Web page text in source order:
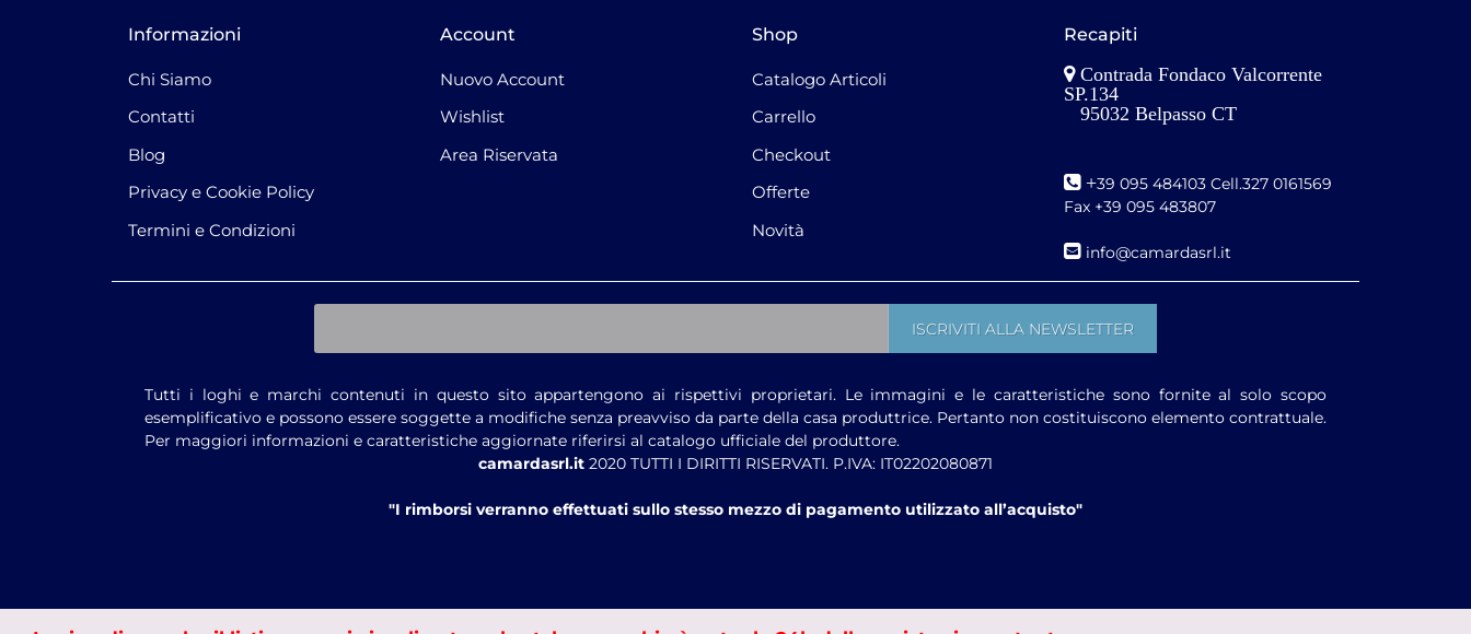
Informazioni
Chi Siamo
Contatti
Blog
Privacy e Cookie Policy
Termini e Condizioni
Account
Nuovo Account
Wishlist
Area Riservata
Shop
Catalogo Articoli
Carrello
Checkout
Offerte
Novità
Recapiti
Contrada Fondaco Valcorrente
SP.134
95032 Belpasso CT
+39 095 484103 Cell.327 0161569
Fax +39 095 483807
info@camardasrl.it
Tutti i loghi e marchi contenuti in questo sito appartengono ai rispettivi proprietari. Le immagini e le caratteristiche sono fornite al solo scopo
esemplificativo e possono essere soggette a modifiche senza preavviso da parte della casa produttrice. Pertanto non costituiscono elemento contrattuale.
Per maggiori informazioni e caratteristiche aggiornate riferirsi al catalogo ufficiale del produttore.
camardasrl.it 2020 TUTTI I DIRITTI RISERVATI. P.IVA: IT02202080871
"I rimborsi verranno effettuati sullo stesso mezzo di pagamento utilizzato all’acquisto"